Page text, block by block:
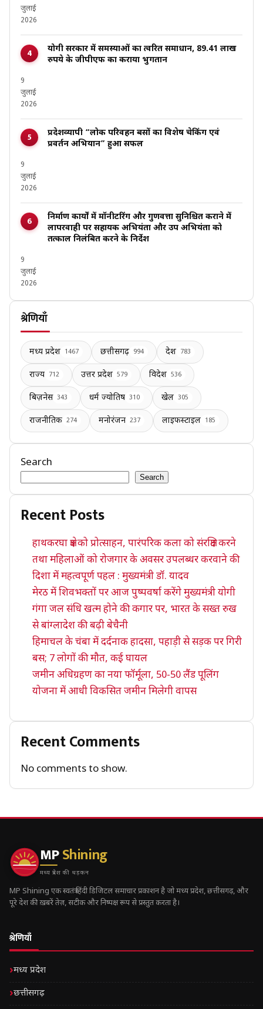
जुलाई
2026
योगी सरकार में समस्याओं का त्वरित समाधान, 89.41 लाख
रुपये के जीपीएफ का कराया भुगतान
9
जुलाई
2026
प्रदेशव्यापी “लोक परिवहन बसों का विशेष चेकिंग एवं
प्रवर्तन अभियान” हुआ सफल
9
जुलाई
2026
निर्माण कार्यों में मॉनीटरिंग और गुणवत्ता सुनिश्चित कराने में
लापरवाही पर सहायक अभियंता और उप अभियंता को
तत्काल निलंबित करने के निर्देश
9
जुलाई
2026
श्रेणियाँ
मध्य प्रदेश 1467 छत्तीसगढ़ 994 देश 783
राज्य 712 उत्तर प्रदेश 579 विदेश 536
बिज़नेस 343 धर्म ज्योतिष 310 खेल 305
राजनीतिक 274 मनोरंजन 237 लाइफस्टाइल 185
Search
Search
Recent Posts
हाथकरघा क्षेत्र को प्रोत्साहन, पारंपरिक कला को संरक्षित करने
तथा महिलाओं को रोजगार के अवसर उपलब्धर करवाने की
दिशा में महत्वपूर्ण पहल : मुख्यमंत्री डॉ. यादव
मेरठ में शिवभक्तों पर आज पुष्पवर्षा करेंगे मुख्यमंत्री योगी
गंगा जल संधि खत्म होने की कगार पर, भारत के सख्त रुख
से बांग्लादेश की बढ़ी बेचैनी
हिमाचल के चंबा में दर्दनाक हादसा, पहाड़ी से सड़क पर गिरी
बस; 7 लोगों की मौत, कई घायल
जमीन अधिग्रहण का नया फॉर्मूला, 50-50 लैंड पूलिंग
योजना में आधी विकसित जमीन मिलेगी वापस
Recent Comments
No comments to show.
MPShining
मध्य प्रदेश की धड़कन
MP Shining एक स्वतंत्र हिंदी डिजिटल समाचार प्रकाशन है जो मध्य प्रदेश, छत्तीसगढ़, और
पूरे देश की ख़बरें तेज़, सटीक और निष्पक्ष रूप से प्रस्तुत करता है।
श्रेणियाँ
मध्य प्रदेश
छत्तीसगढ़